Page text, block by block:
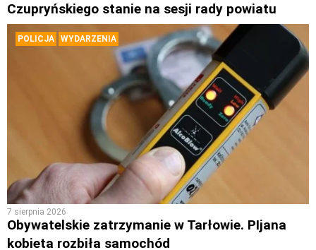
Czupryńskiego stanie na sesji rady powiatu
POLICJA WYDARZENIA
7 sierpnia 2026
Obywatelskie zatrzymanie w Tarłowie. PIjana
kobieta rozbiła samochód